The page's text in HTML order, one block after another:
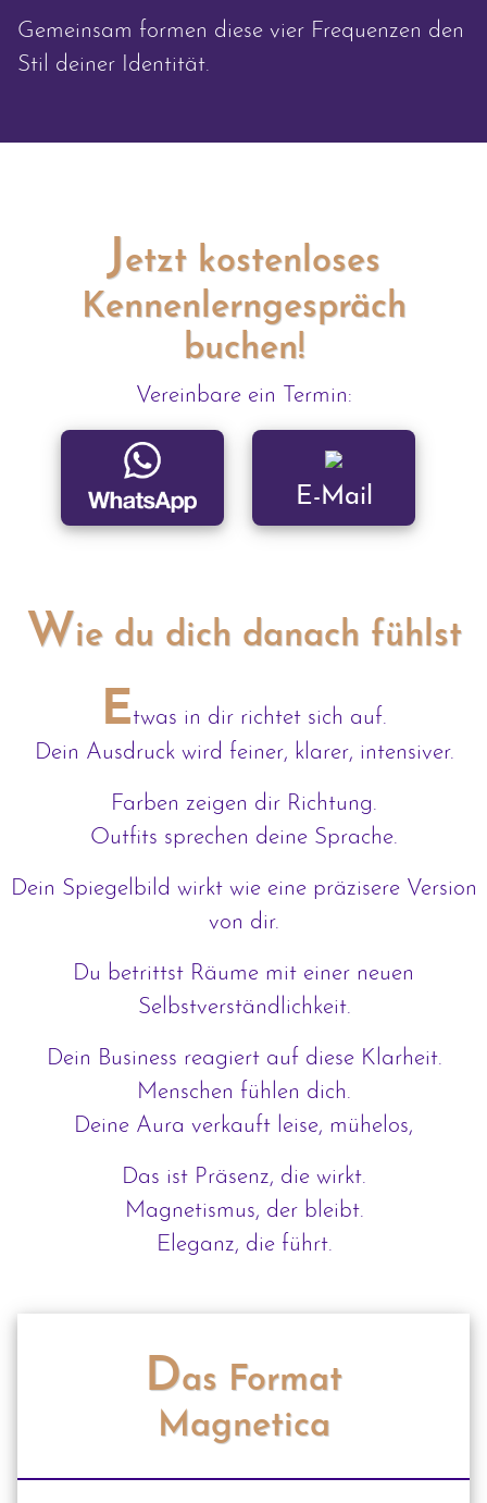
Gemeinsam formen diese vier Frequenzen den
Stil deiner Identität.
Jetzt kostenloses
Kennenlerngespräch
buchen!
Vereinbare ein Termin:
E-Mail
Wie du dich danach fühlst
Etwas in dir richtet sich auf.
Dein Ausdruck wird feiner, klarer, intensiver.
Farben zeigen dir Richtung.
Outfits sprechen deine Sprache.
Dein Spiegelbild wirkt wie eine präzisere Version
von dir.
Du betrittst Räume mit einer neuen
Selbstverständlichkeit.
Dein Business reagiert auf diese Klarheit.
Menschen fühlen dich.
Deine Aura verkauft leise, mühelos,
Das ist Präsenz, die wirkt.
Magnetismus, der bleibt.
Eleganz, die führt.
Das Format
Magnetica